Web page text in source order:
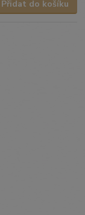
Přidat do košíku